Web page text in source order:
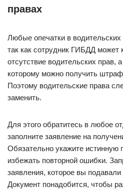
правах
Любые опечатки в водительских
так как сотрудник ГИБДД может
отсутствие водительских прав,
которому можно получить
Поэтому водительские права
заменить.
Для этого обратитесь в любое
заполните заявление на
Обязательно укажите истинную
избежать повторной ошибки.
заявления, которое вы
Документ понадобится, чтобы